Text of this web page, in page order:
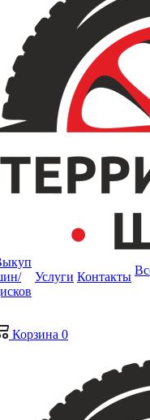
Услуги Контакты
Корзина 0